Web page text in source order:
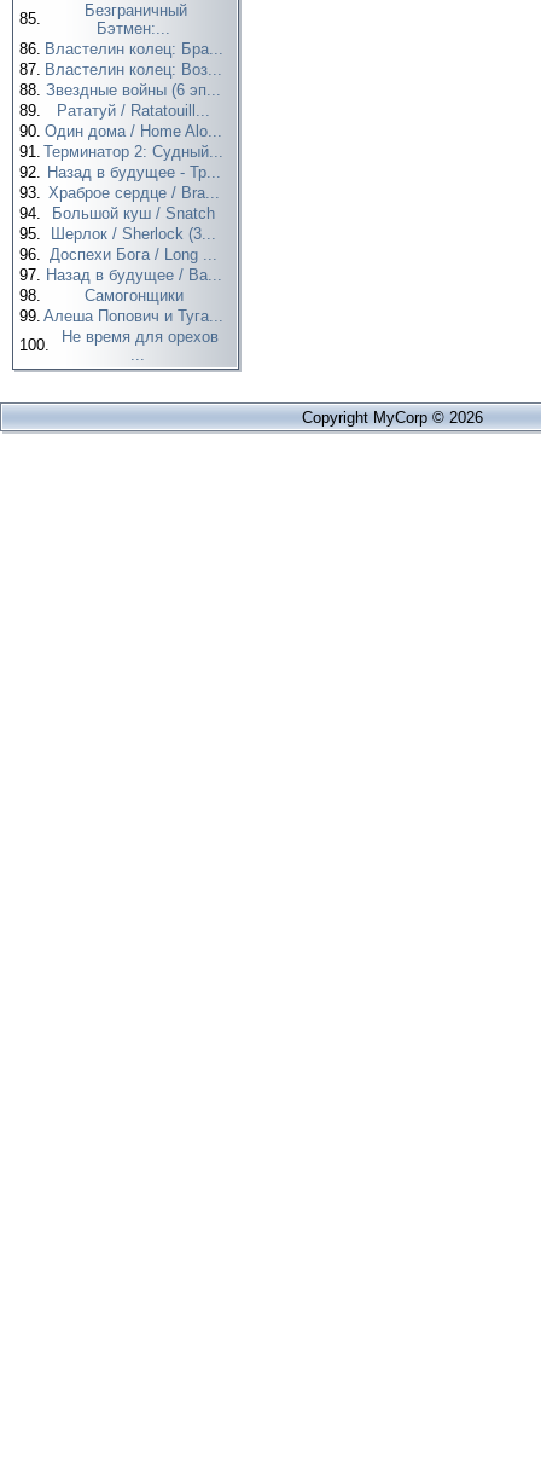
85.
Безграничный
Бэтмен:...
86. Властелин колец: Бра...
87. Властелин колец: Воз...
88. Звездные войны (6 эп...
89.
Рататуй / Ratatouill...
90. Один дома / Home Alo...
91. Терминатор 2: Судный...
92. Назад в будущее - Тр...
93. Храброе сердце / Bra...
94.
Большой куш / Snatch
95.
Шерлок / Sherlock (3...
96. Доспехи Бога / Long ...
97. Назад в будущее / Ba...
98.
Самогонщики
99. Алеша Попович и Туга...
100.
Не время для орехов
...
Copyright MyCorp © 2026